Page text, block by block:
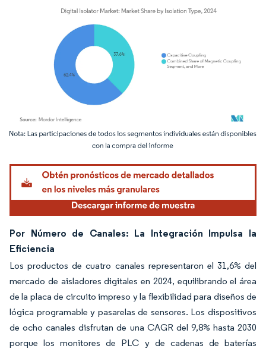
Imagen © Mordor Intelligence. El uso requiere atribución según CC BY 4.0.
Por Número de Canales: La Integración Impulsa la
Eficiencia
Los productos de cuatro canales representaron el 31,6% del
mercado de aisladores digitales en 2024, equilibrando el área
de la placa de circuito impreso y la flexibilidad para diseños de
lógica programable y pasarelas de sensores. Los dispositivos
de ocho canales disfrutan de una CAGR del 9,8% hasta 2030
porque los monitores de PLC y de cadenas de baterías